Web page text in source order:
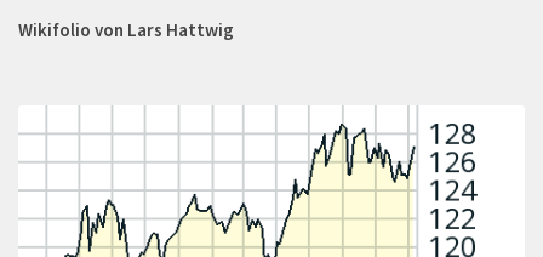
Wikifolio von Lars Hattwig